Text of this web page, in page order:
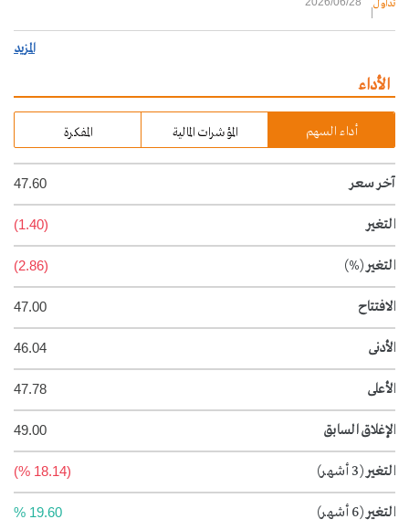
تداول
المزيد
الأداء
أداء السهم المؤشرات المالية المفكرة
آخر سعر 47.60
التغير (1.40)
التغير(%)
(2.86)
الافتتاح 47.00
الأدنى 46.04
الأعلى 47.78
الإغلاق السابق 49.00
التغير(3 أشهر) (18.14 %)
التغير(6 أشهر) 19.60 %